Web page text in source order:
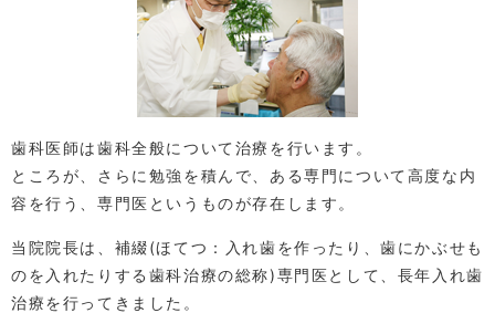
歯科医師は歯科全般について治療を行います。
ところが、さらに勉強を積んで、ある専門について高度な内
容を行う、専門医というものが存在します。
当院院長は、補綴(ほてつ：入れ歯を作ったり、歯にかぶせも
のを入れたりする歯科治療の総称)専門医として、長年入れ歯
治療を行ってきました。